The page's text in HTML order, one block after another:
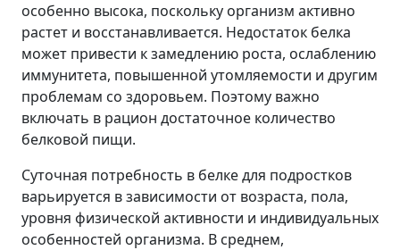
особенно высока, поскольку организм активно
растет и восстанавливается. Недостаток белка
может привести к замедлению роста, ослаблению
иммунитета, повышенной утомляемости и другим
проблемам со здоровьем. Поэтому важно
включать в рацион достаточное количество
белковой пищи.
Суточная потребность в белке для подростков
варьируется в зависимости от возраста, пола,
уровня физической активности и индивидуальных
особенностей организма. В среднем,